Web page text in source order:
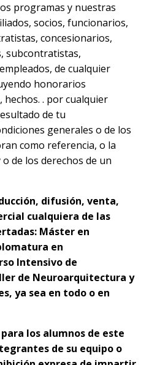
programas y nuestras
socios, funcionarios,
concesionarios,
subcontratistas,
de cualquier
honorarios
. por cualquier
de tu
generales o de los
como referencia, o la
de los derechos de un
difusión, venta,
cualquiera de las
Máster en
en
Intensivo de
de Neuroarquitectura y
ya sea en todo o en
los alumnos de este
de su equipo o